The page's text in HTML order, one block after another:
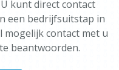
kunt direct contact
een bedrijfsuitstap in
mogelijk contact met u
beantwoorden.